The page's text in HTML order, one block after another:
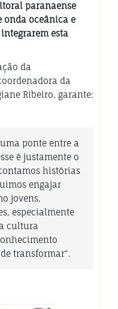
paranaense
onda oceânica e
esta
da
da
Ribeiro, garante:
ponte entre a
é justamente o
histórias
engajar
jovens,
especialmente
cultura
transformar“.